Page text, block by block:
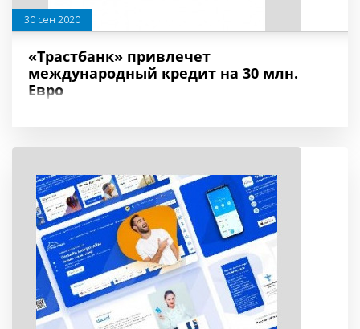
30 сен 2020
«Трастбанк» привлечет
международный кредит на 30 млн.
Евро